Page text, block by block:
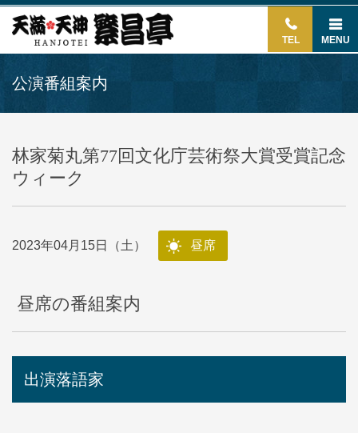
TEL MENU
公演番組案内
林家菊丸第77回文化庁芸術祭大賞受賞記念
ウィーク
2023年04月15日（土） 昼席
昼席の番組案内
出演落語家